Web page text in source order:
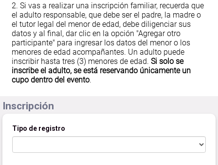
2. Si vas a realizar una inscripción familiar, recuerda que
el adulto responsable, que debe ser el padre, la madre o
el tutor legal del menor de edad, debe diligenciar sus
datos y al final, dar clic en la opción "Agregar otro
participante" para ingresar los datos del menor o los
menores de edad acompañantes. Un adulto puede
inscribir hasta tres (3) menores de edad. Si solo se
inscribe el adulto, se está reservando únicamente un
cupo dentro del evento.